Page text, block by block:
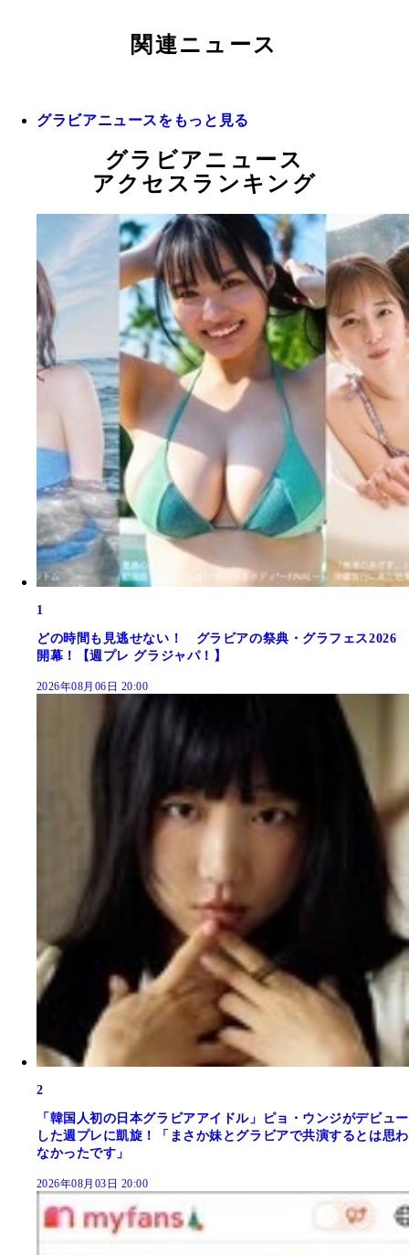
関連ニュース
グラビアニュースをもっと見る
グラビアニュース
アクセスランキング
1
どの時間も見逃せない！ グラビアの祭典・グラフェス2026
開幕！【週プレ グラジャパ！】
2026年08月06日 20:00
2
「韓国人初の日本グラビアアイドル」ピョ・ウンジがデビュー
した週プレに凱旋！「まさか妹とグラビアで共演するとは思わ
なかったです」
2026年08月03日 20:00